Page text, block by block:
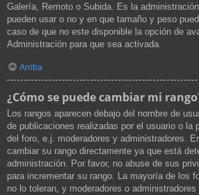
Galería, Remoto o Subida. Es la
pueden usar o no y en que tamaño y peso
caso de que no este disponible la opción de
Administración para que sea activada.
Arriba
¿Cómo se puede cambiar mi
Los rangos aparecen debajo del nombre de
de publicaciones realizadas por el usuario o la
del foro, e.j. moderadores y administradores.
cambiar su rango directamente ya que está
administración. Por favor, no abuse de sus
para incrementar su rango. La mayoría de los
no lo toleran, y moderadores o